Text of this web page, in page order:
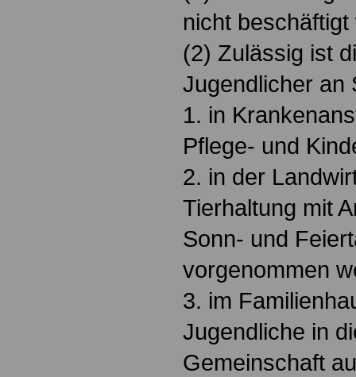
nicht
(2) Zulässig ist
Jugendlicher an
1. in
Pflege- und
2. in der
Tierhaltung mit
Sonn- und
vorgenommen
3. im
Jugendliche in
Gemeinschaft